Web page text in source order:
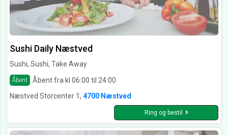
Sushi Daily Næstved
Sushi, Sushi, Take Away
Åbent
Åbent fra kl 06:00 til 24:00
Næstved Storcenter 1, 4700 Næstved
Ring og bestil